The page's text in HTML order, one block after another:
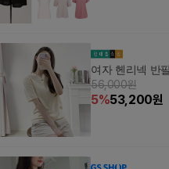
여자 헨리넥 반
56,000원
5%53,200원